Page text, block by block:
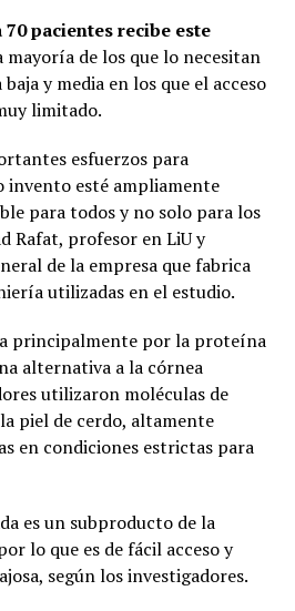
70 pacientes recibe este
mayoría de los que lo necesitan
y media en los que el acceso
limitado.
esfuerzos para
invento esté ampliamente
para todos y no solo para los
Rafat, profesor en LiU y
de la empresa que fabrica
utilizadas en el estudio.
principalmente por la proteína
alternativa a la córnea
utilizaron moléculas de
piel de cerdo, altamente
en condiciones estrictas para
es un subproducto de la
lo que es de fácil acceso y
según los investigadores.